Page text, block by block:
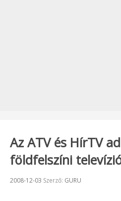
Az ATV és HírTV
földfelszíni
Beküldve:
2008-12-03 Szerző: GURU